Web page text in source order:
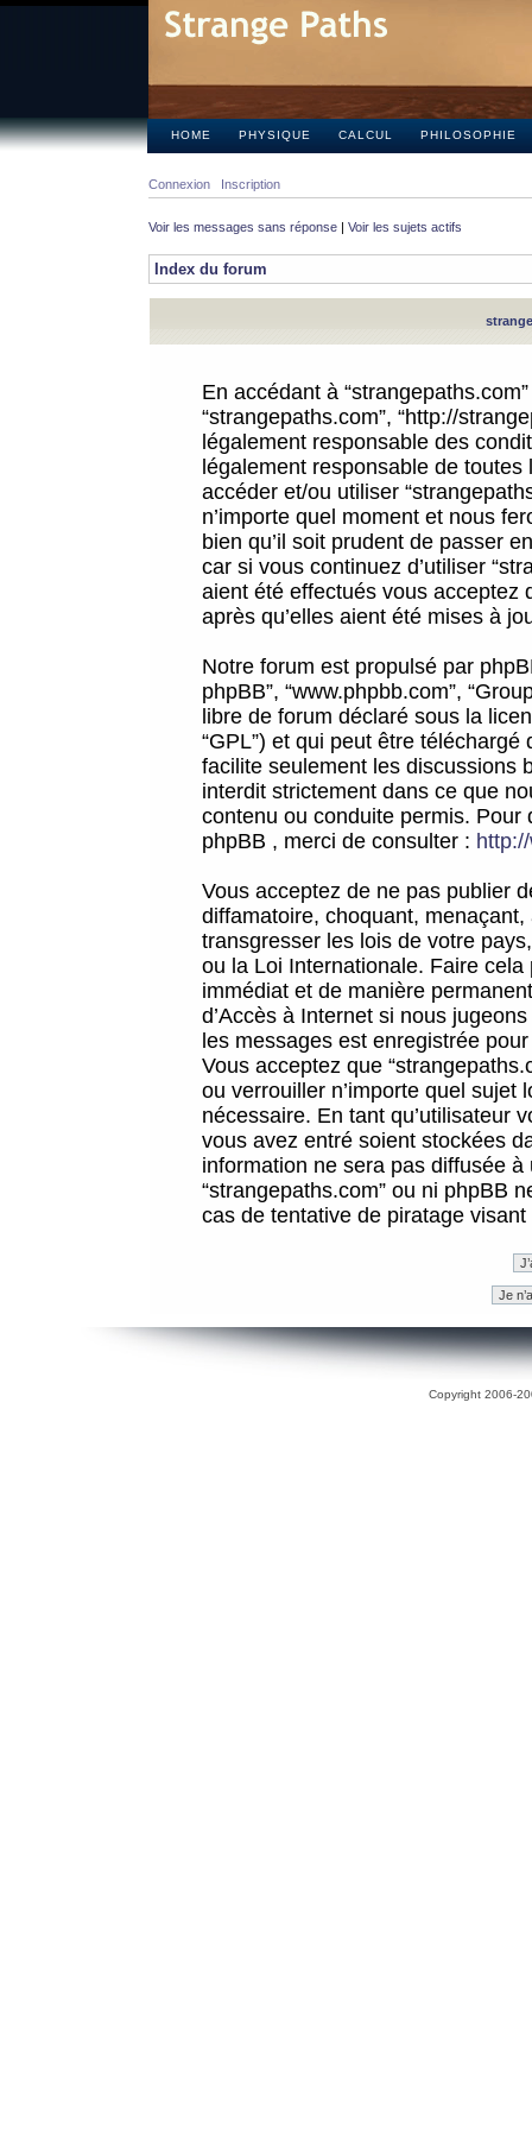
HOME PHYSIQUE CALCUL PHILOSOPHIE
Connexion Inscription
Voir les messages sans réponse | Voir les sujets actifs
Index du forum
En accédant à
“strangepaths.com”, “http://
légalement responsable des
légalement responsable de
accéder et/ou utiliser
n’importe quel moment et nous
bien qu’il soit prudent de passer
car si vous continuez d’utiliser
aient été effectués vous acceptez
après qu’elles aient été mises à
Notre forum est propulsé par
phpBB”, “www.phpbb.com”,
libre de forum déclaré sous la
“GPL”) et qui peut être téléchargé
facilite seulement les discussions
interdit strictement dans ce que
contenu ou conduite permis.
phpBB , merci de consulter :
Vous acceptez de ne pas publier
diffamatoire, choquant,
transgresser les lois de votre
ou la Loi Internationale. Faire
immédiat et de manière
d’Accès à Internet si nous
les messages est enregistrée
Vous acceptez que
ou verrouiller n’importe quel sujet
nécessaire. En tant qu’utilisateur
vous avez entré soient stockées
information ne sera pas diffusée
“strangepaths.com” ou ni phpBB
cas de tentative de piratage
Copyright 2006-